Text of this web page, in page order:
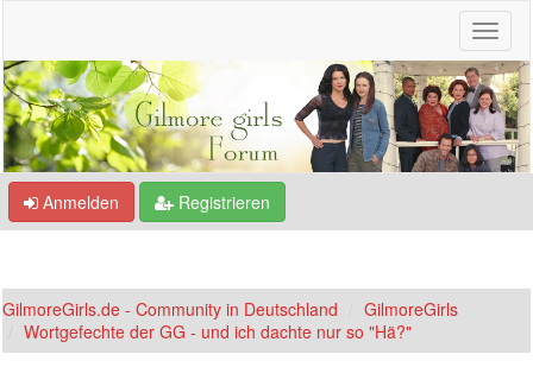
Anmelden Registrieren
GilmoreGirls.de - Community in Deutschland
GilmoreGirls
Wortgefechte der GG - und ich dachte nur so "Hä?"